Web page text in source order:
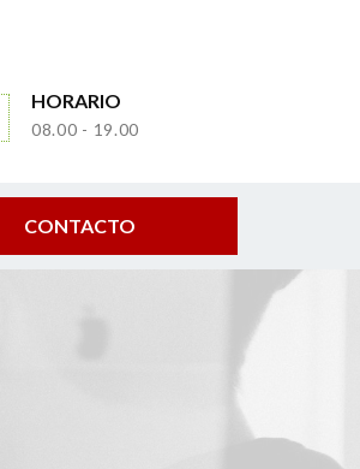
HORARIO
08.00 - 19.00
CONTACTO